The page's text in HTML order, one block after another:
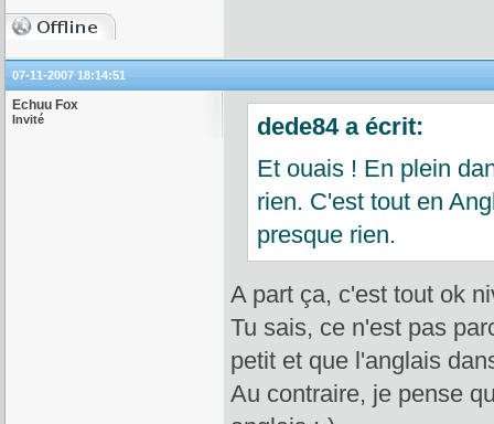
07-11-2007 18:14:51
Echuu Fox
Invité
dede84 a écrit:
Et ouais ! En plein
rien. C'est tout en
presque rien.
A part ça, c'est tout ok
Tu sais, ce n'est pas
petit et que l'anglais
Au contraire, je pense